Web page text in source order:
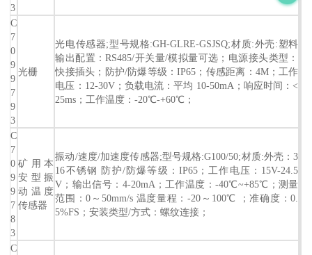
3
C
7
0
9
9
7
9
3
光栅
光电传感器;型号规格:GH-GLRE-GSJSQ;材质:外壳:塑料
输出配置：RS485/开关量/模拟量可选；电源接头类型：
快接插头；防护/防爆等级：IP65；传感距离：4M；工作
电压：12-30V；负载电流：平均 10-50mA；响应时间：<
25ms；工作温度：-20℃-+60℃；
C
7
0
9
9
7
8
3
矿用本
安型振
动温度
传感器
振动/速度/加速度传感器;型号规格:G100/50;材质:外壳：3
16不锈钢 防护/防爆等级：IP65；工作电压：15V-24.5
V；输出信号：4-20mA；工作温度：-40℃~+85℃；测量
范围：0～50mm/s 温度量程：-20～100℃ ；准确度：0.
5%FS；安装类型/方式：螺纹连接；
C